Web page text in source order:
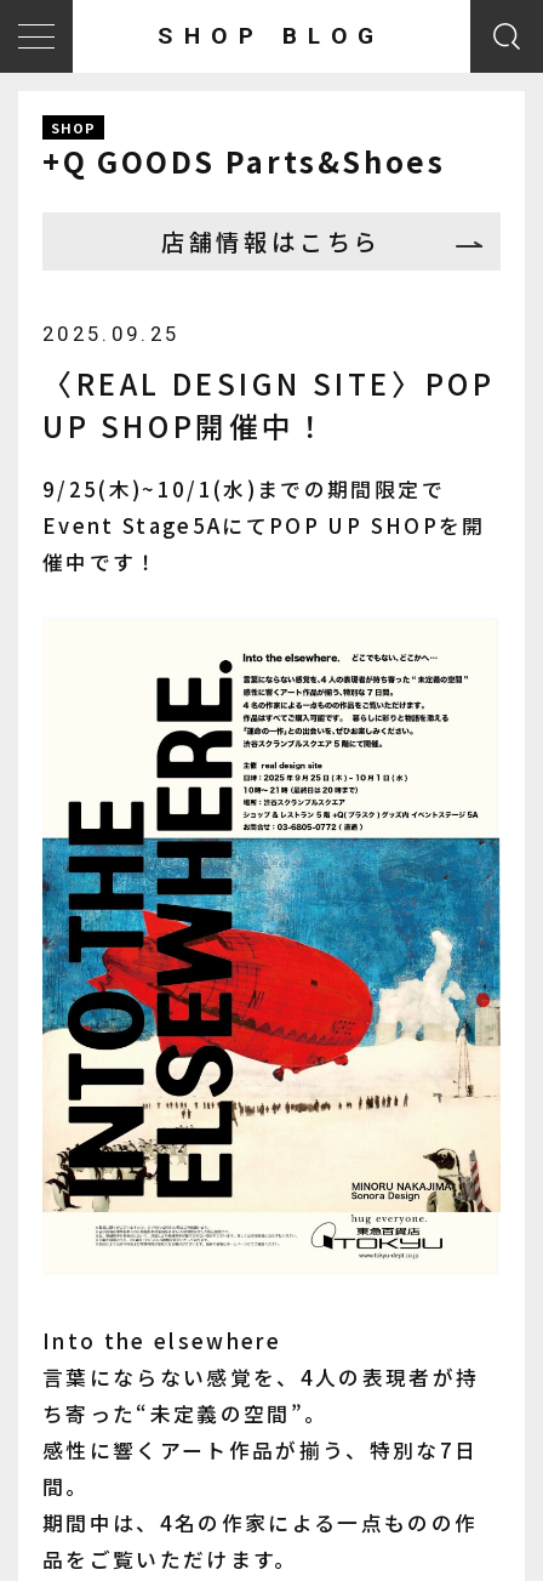
SHOP BLOG
SHOP
+Q GOODS Parts&Shoes
店舗情報はこちら
2025.09.25
〈REAL DESIGN SITE〉POP
UP SHOP開催中！
9/25(木)~10/1(水)までの期間限定で
Event Stage5AにてPOP UP SHOPを開
催中です！
Into the elsewhere
言葉にならない感覚を、4人の表現者が持
ち寄った“未定義の空間”。
感性に響くアート作品が揃う、特別な7日
間。
期間中は、4名の作家による一点ものの作
品をご覧いただけます。